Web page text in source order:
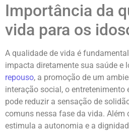
Importância da
vida para os
A qualidade de vida é
impacta diretamente sua saúde e
repouso, a promoção de um
interação social, o
pode reduzir a sensação de
comuns nessa fase da vida. Além
estimula a autonomia e a